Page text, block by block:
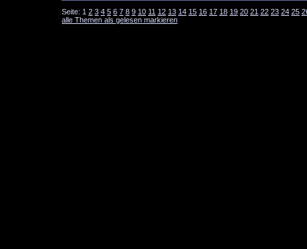
Seite: 1 2 3 4 5 6 7 8 9 10 11 12 13 14 15 16 17 18 19 20 21 22 23 24 25
alle Themen als gelesen markieren